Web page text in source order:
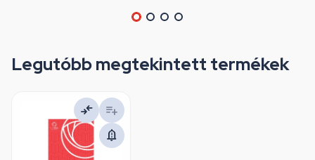
Legutóbb megtekintett termékek